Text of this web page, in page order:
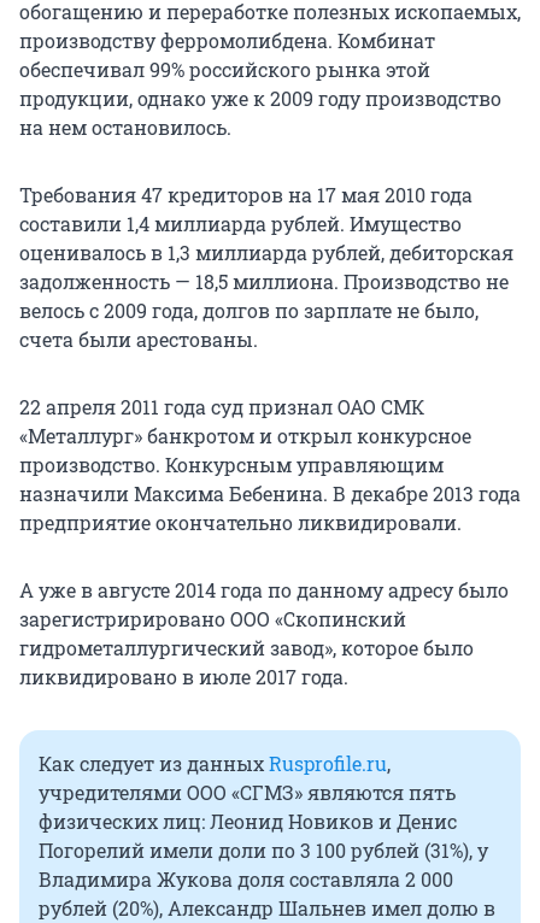
обогащению и переработке полезных ископаемых,
производству ферромолибдена. Комбинат
обеспечивал 99% российского рынка этой
продукции, однако уже к 2009 году производство
на нем остановилось.
Требования 47 кредиторов на 17 мая 2010 года
составили 1,4 миллиарда рублей. Имущество
оценивалось в 1,3 миллиарда рублей, дебиторская
задолженность — 18,5 миллиона. Производство не
велось с 2009 года, долгов по зарплате не было,
счета были арестованы.
22 апреля 2011 года суд признал ОАО СМК
«Металлург» банкротом и открыл конкурсное
производство. Конкурсным управляющим
назначили Максима Бебенина. В декабре 2013 года
предприятие окончательно ликвидировали.
А уже в августе 2014 года по данному адресу было
зарегистририровано ООО «Скопинский
гидрометаллургический завод», которое было
ликвидировано в июле 2017 года.
Как следует из данныхRusprofile.ru,
учредителями ООО «СГМЗ» являются пять
физических лиц: Леонид Новиков и Денис
Погорелий имели доли по 3 100 рублей (31%), у
Владимира Жукова доля составляла 2 000
рублей (20%), Александр Шальнев имел долю в